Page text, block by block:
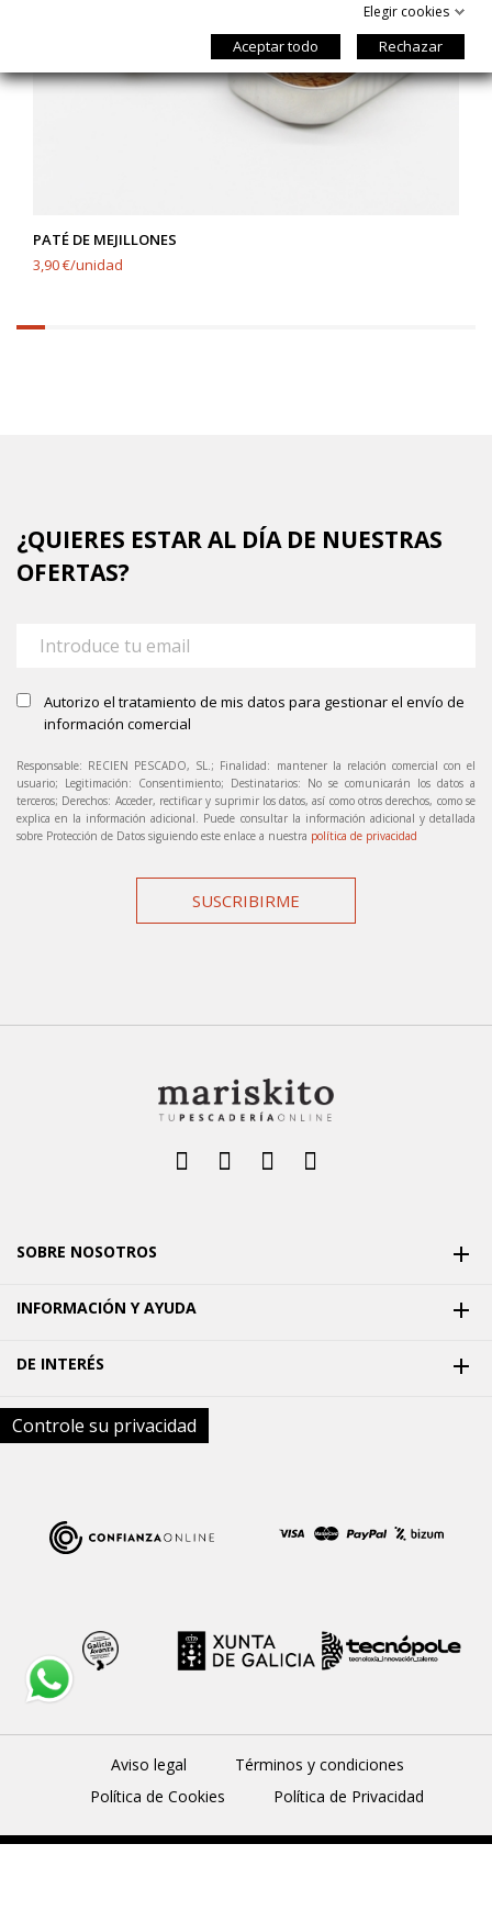
PATÉ DE MEJILLONES
3,90 €/unidad
6.25%
¿QUIERES ESTAR AL DÍA DE NUESTRAS
OFERTAS?
Autorizo el tratamiento de mis datos para gestionar el envío de
información comercial
Responsable: RECIEN PESCADO, SL.; Finalidad: mantener la relación comercial con el
usuario; Legitimación: Consentimiento; Destinatarios: No se comunicarán los datos a
terceros; Derechos: Acceder, rectificar y suprimir los datos, así como otros derechos, como se
explica en la información adicional. Puede consultar la información adicional y detallada
sobre Protección de Datos siguiendo este enlace a nuestra política de privacidad
SUSCRIBIRME
SOBRE NOSOTROS 
INFORMACIÓN Y AYUDA 
DE INTERÉS 
Controle su privacidad
Aviso legal
Términos y condiciones
Política de Cookies
Política de Privacidad
Elegir cookies
Aceptar todo Rechazar